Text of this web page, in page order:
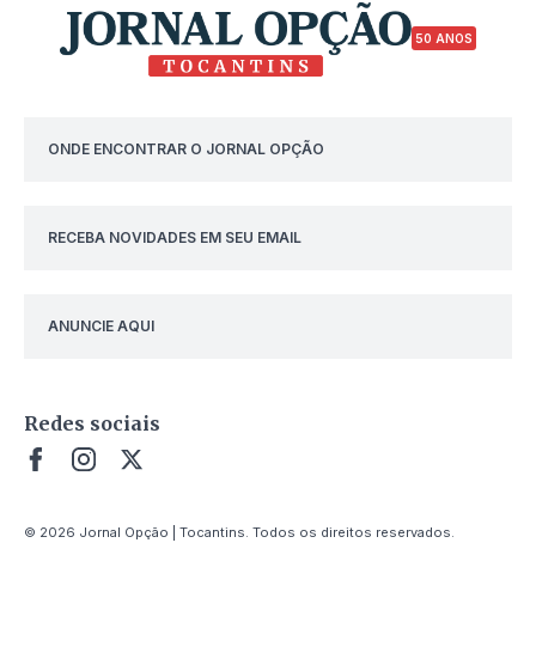
50 ANOS
ONDE ENCONTRAR O JORNAL OPÇÃO
RECEBA NOVIDADES EM SEU EMAIL
ANUNCIE AQUI
Redes sociais
© 2026 Jornal Opção | Tocantins. Todos os direitos reservados.